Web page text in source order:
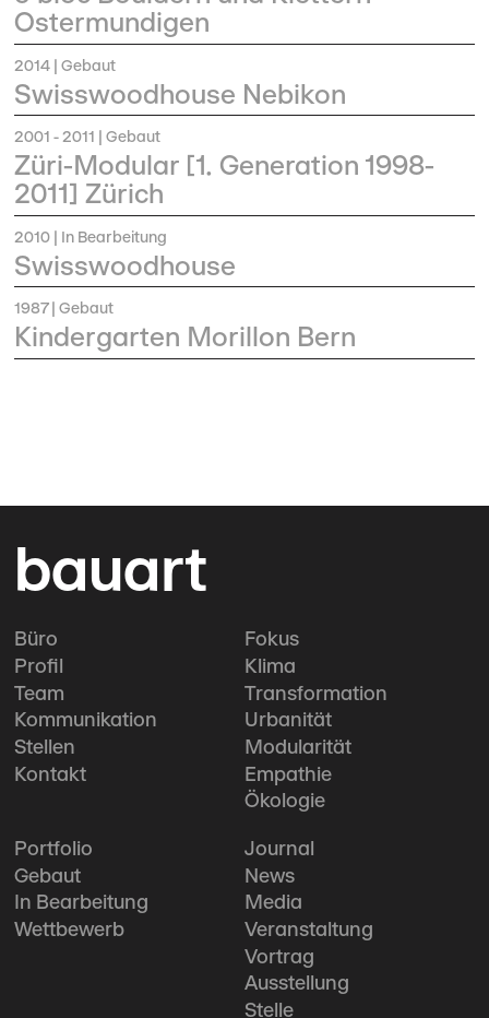
Ostermundigen
2014 | Gebaut
Swisswoodhouse Nebikon
2001 - 2011 | Gebaut
Züri-Modular [1. Generation 1998-
2011] Zürich
2010 | In Bearbeitung
Swisswoodhouse
1987| Gebaut
Kindergarten Morillon Bern
bauart
Büro
Profil
Team
Kommunikation
Stellen
Kontakt
Fokus
Klima
Transformation
Urbanität
Modularität
Empathie
Ökologie
Portfolio
Gebaut
In Bearbeitung
Wettbewerb
Journal
News
Media
Veranstaltung
Vortrag
Ausstellung
Stelle